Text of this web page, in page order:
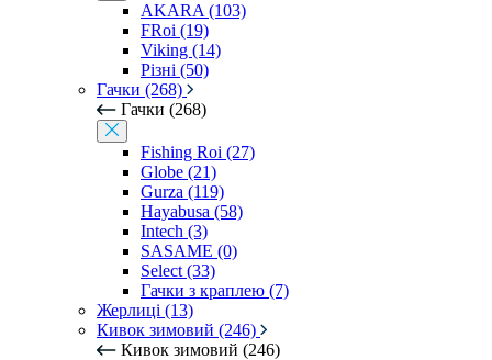
AKARA (103)
FRoi (19)
Viking (14)
Різні (50)
Гачки (268)
Гачки (268)
Fishing Roi (27)
Globe (21)
Gurza (119)
Hayabusa (58)
Intech (3)
SASAME (0)
Select (33)
Гачки з краплею (7)
Жерлиці (13)
Кивок зимовий (246)
Кивок зимовий (246)